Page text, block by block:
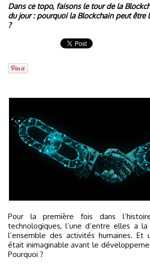
Dans ce topo, faisons le tour de la
du jour : pourquoi la Blockchain peut être
?
Pour la première fois dans l’histoire des révolutions
technologiques, l’une d’entre elles a la
l’ensemble des activités humaines. Et
était inimaginable avant le
Pourquoi ?